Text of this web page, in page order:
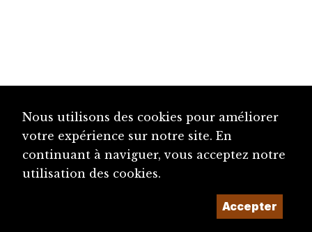
Nous utilisons des cookies pour améliorer
votre expérience sur notre site. En
continuant à naviguer, vous acceptez notre
utilisation des cookies.
Accepter